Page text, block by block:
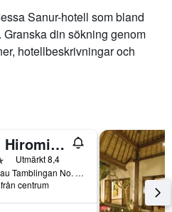
Sanur-hotell som bland
din sökning genom
hotellbeskrivningar och
Puri Hiromi Boutique Residence
Utmärkt 8,4
Jl. Danau Tamblingan No. 152, Denpasar, Indonesien
centrum